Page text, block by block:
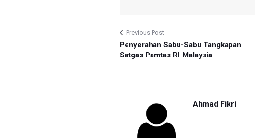
Previous Post
Penyerahan Sabu-Sabu Tangkapan
Satgas Pamtas RI-Malaysia
Ahmad Fikri